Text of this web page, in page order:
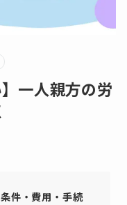
一人親方の労
件・費用・手続